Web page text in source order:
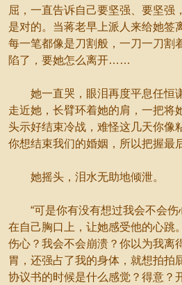
屈，一直告诉自己要坚强、要坚强
是对的。当蒋老早上派人来给她签
每一笔都像是刀割般，一刀一刀割
陷了，要她怎么离开……
她一直哭，眼泪再度平息任恒谦
走近她，长臂环着她的肩，一把将
头示好结束冷战，难怪这几天你像
你想结束我们的婚姻，所以把握最
她摇头，泪水无助地倾泄。
“可是你有没有想过我会不会伤
在自己胸口上，让她感受他的心跳
伤心？我会不会崩溃？你以为我离
胃，还强占了我的身体，就想拍拍
协议书的时候是什么感觉？得意？